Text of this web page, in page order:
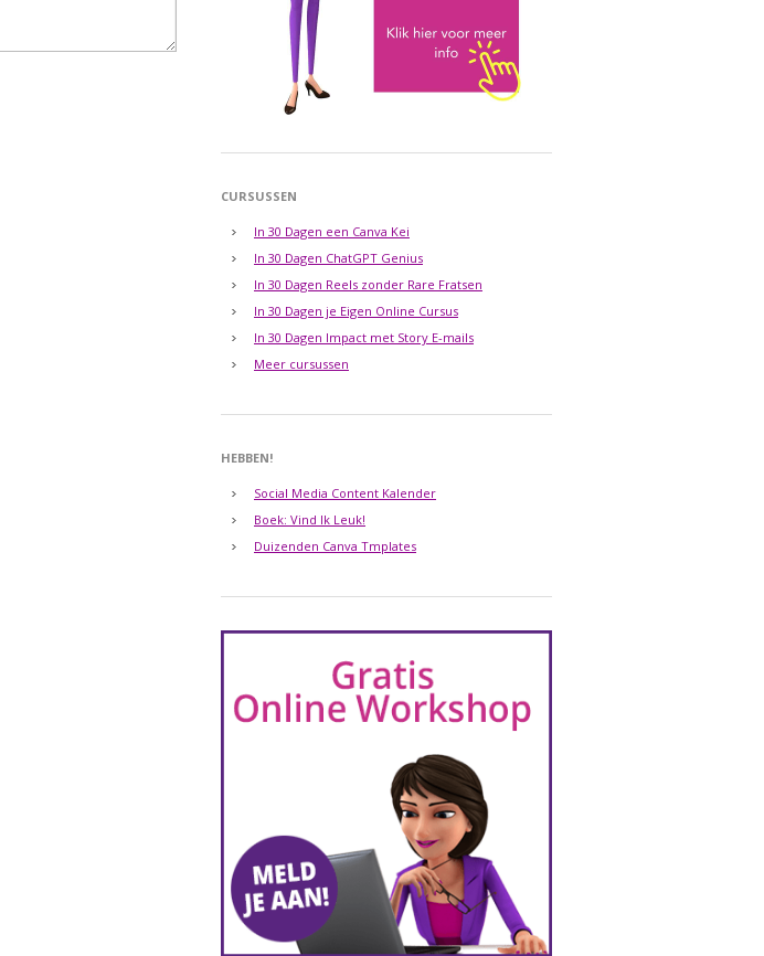
CURSUSSEN
In 30 Dagen een Canva Kei
In 30 Dagen ChatGPT Genius
In 30 Dagen Reels zonder Rare Fratsen
In 30 Dagen je Eigen Online Cursus
In 30 Dagen Impact met Story E-mails
Meer cursussen
HEBBEN!
Social Media Content Kalender
Boek: Vind Ik Leuk!
Duizenden Canva Tmplates